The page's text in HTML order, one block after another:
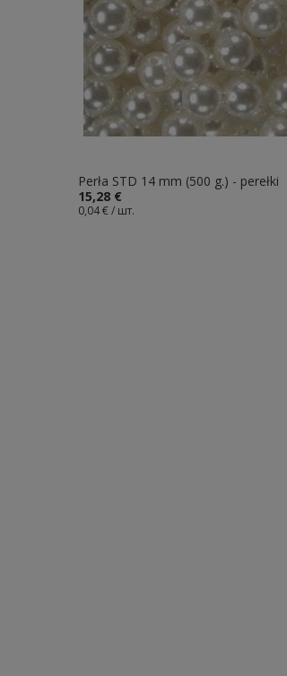
Perła STD 14 mm (500 g.) - perełki
15,28 €
0,04 € / шт.